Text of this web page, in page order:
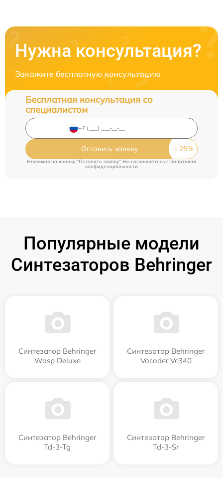
Нужна консультация?
Закажите бесплатную консультацию
Бесплатная консультация со
специалистом
Оставить заявку
Нажимая на кнопку "Оставить заявку" Вы соглашаетесь cполитикой
конфиденциальности
Популярные модели
Синтезаторов Behringer
Синтезатор Behringer
Wasp Deluxe
Синтезатор Behringer
Vocoder Vc340
Синтезатор Behringer
Td-3-Tg
Синтезатор Behringer
Td-3-Sr